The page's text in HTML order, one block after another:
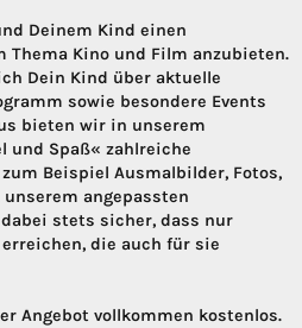
Deinem Kind einen
Thema Kino und Film anzubieten.
Dein Kind über aktuelle
sowie besondere Events
bieten wir in unserem
und Spaß« zahlreiche
Beispiel Ausmalbilder, Fotos,
angepassten
stets sicher, dass nur
die auch für sie
Angebot vollkommen kostenlos.